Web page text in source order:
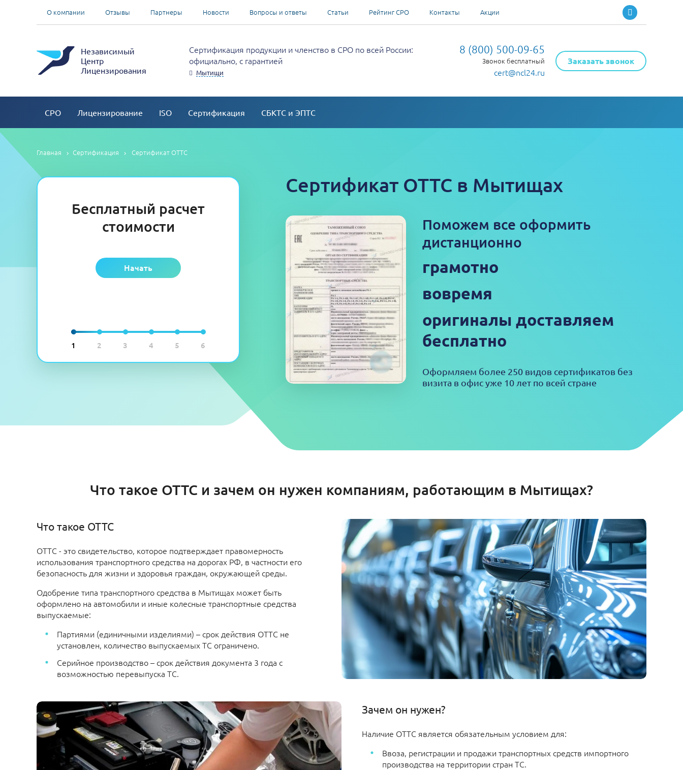
О компании Отзывы Партнеры Новости Вопросы и ответы Статьи Рейтинг СРО Контакты Акции
Независимый
Центр
Лицензирования
Сертификация продукции и членство в СРО по всей России:
официально, с гарантией
Мытищи
8 (800) 500-09-65
Звонок бесплатный
cert@ncl24.ru
Заказать звонок
СРО Лицензирование ISO Сертификация СБКТС и ЭПТС
Главная Сертификация Сертификат ОТТС
1 2 3 4 5 6
Бесплатный расчет
стоимости
Начать
Сертификат ОТТС в Мытищах
Поможем все оформить
дистанционно
грамотно
вовремя
оригиналы доставляем
бесплатно
Оформляем более 250 видов сертификатов без
визита в офис уже 10 лет по всей стране
Что такое ОТТС и зачем он нужен компаниям, работающим в Мытищах?
Что такое ОТТС
ОТТС - это свидетельство, которое подтверждает правомерность
использования транспортного средства на дорогах РФ, в частности его
безопасность для жизни и здоровья граждан, окружающей среды.
Одобрение типа транспортного средства в Мытищах может быть
оформлено на автомобили и иные колесные транспортные средства
выпускаемые:
Партиями (единичными изделиями) – срок действия ОТТС не
установлен, количество выпускаемых ТС ограничено.
Серийное производство – срок действия документа 3 года с
возможностью перевыпуска ТС.
Зачем он нужен?
Наличие ОТТС является обязательным условием для:
Ввоза, регистрации и продажи транспортных средств импортного
производства на территории стран ТС.